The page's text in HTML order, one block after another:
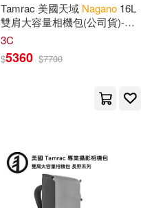
Tamrac 美國天域 Nagano 16L
雙肩大容量相機包(公司貨)-水
泥灰 T1510-1719
3C
$5360 $7700